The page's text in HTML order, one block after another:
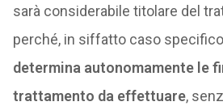
sarà considerabile titolare del
perché, in siffatto caso
determina autonomamente le
trattamento da effettuare,